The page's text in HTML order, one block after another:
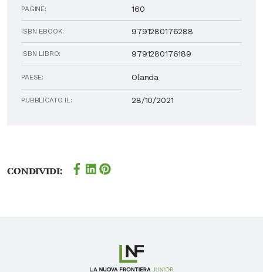
PAGINE: 160
ISBN EBOOK: 9791280176288
ISBN LIBRO: 9791280176189
PAESE: Olanda
PUBBLICATO IL: 28/10/2021
Condividi: